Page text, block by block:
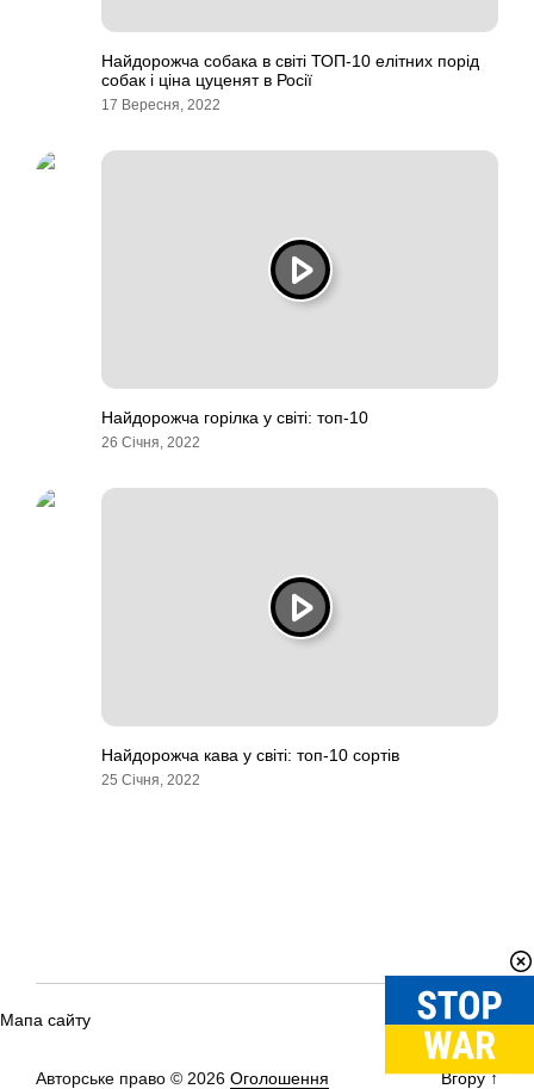
Найдорожча собака в світі ТОП-10 елітних порід
собак і ціна цуценят в Росії
17 Вересня, 2022
Найдорожча горілка у світі: топ-10
26 Січня, 2022
Найдорожча кава у світі: топ-10 сортів
25 Січня, 2022
Мапа сайту
Авторське право © 2026 Оголошення Вгору↑